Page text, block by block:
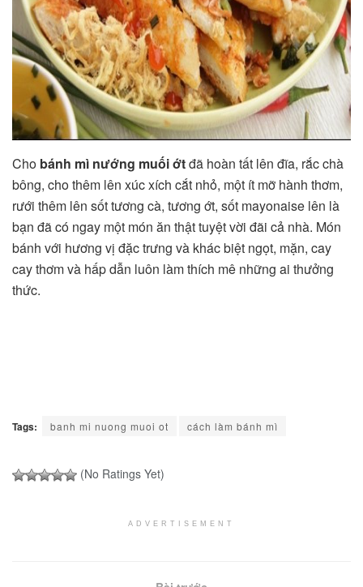
Cho bánh mì nướng muối ớtđã hoàn tất lên đĩa, rắc chà
bông, cho thêm lên xúc xích cắt nhỏ, một ít mỡ hành thơm,
rưới thêm lên sốt tương cà, tương ớt, sốt mayonaise lên là
bạn đã có ngay một món ăn thật tuyệt vời đãi cả nhà. Món
bánh với hương vị đặc trưng và khác biệt ngọt, mặn, cay
cay thơm và hấp dẫn luôn làm thích mê những ai thưởng
thức.
Tags: banh mi nuong muoi ot cách làm bánh mì
(No Ratings Yet)
ADVERTISEMENT